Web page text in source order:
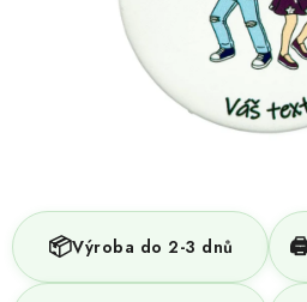
TIPY NA TVOŘENÍ
Kontaktujte nás
O nás
Podmínky ochrany osobních údajů
Moje objednávka
📦Výroba do 2-3 dnů